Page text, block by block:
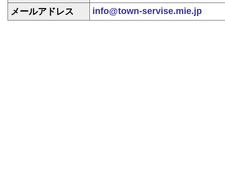
メールアドレス
info@town-servise.mie.jp